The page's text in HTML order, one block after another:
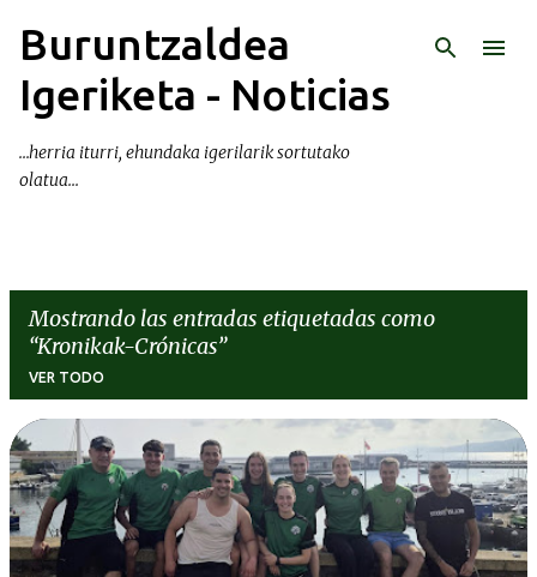
Ir al contenido principal
Buruntzaldea
Igeriketa - Noticias
...herria iturri, ehundaka igerilarik sortutako
olatua...
Mostrando las entradas etiquetadas como
Kronikak-Crónicas
VER TODO
E
n
t
r